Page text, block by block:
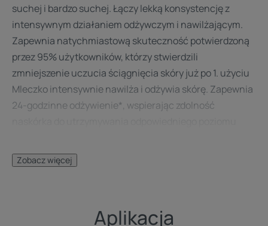
suchej i bardzo suchej. Łączy lekką konsystencję z
intensywnym działaniem odżywczym i nawilżającym.
Zapewnia natychmiastową skuteczność potwierdzoną
przez 95% użytkowników, którzy stwierdzili
zmniejszenie uczucia ściągnięcia skóry już po 1. użyciu
Mleczko intensywnie nawilża i odżywia skórę. Zapewnia
24-godzinne odżywienie*, wspierając zdolność
kwas glicyretynowy natychmiast koi i łagodzi skórę.
Lekka formuła szybko się wchłania, zapewniając skórze
także twarzy i dłoni. Jest odpowiednie do codziennego
Zobacz więcej
Aplikacja